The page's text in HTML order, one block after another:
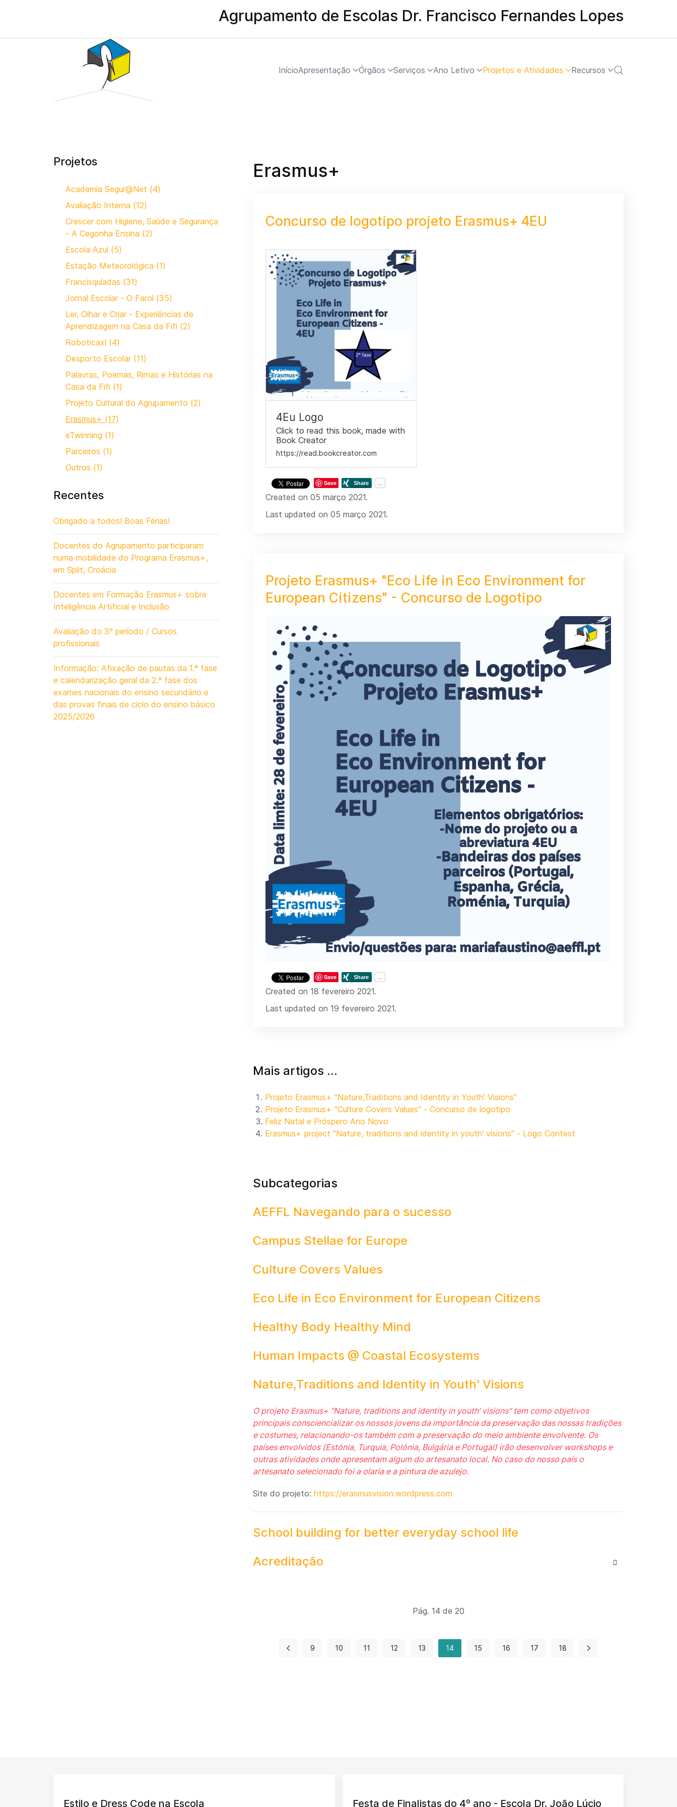
Agrupamento de Escolas Dr. Francisco Fernandes Lopes
InícioApresentação Órgãos Serviços Ano Letivo Projetos e Atividades Recursos
Projetos
Academia Segur@Net (4)
Avaliação Interna (12)
Crescer com Higiene, Saúde e Segurança
- A Cegonha Ensina (2)
Escola Azul (5)
Estação Meteorológica (1)
Francisquíadas (31)
Jornal Escolar - O Farol (35)
Ler, Olhar e Criar - Experiências de
Aprendizagem na Casa da Fifi (2)
Roboticaxl (4)
Desporto Escolar (11)
Palavras, Poemas, Rimas e Histórias na
Casa da Fifi (1)
Projeto Cultural do Agrupamento (2)
Erasmus+ (17)
eTwinning (1)
Parceiros (1)
Outros (1)
Recentes
Obrigado a todos! Boas Férias!
Docentes do Agrupamento participaram
numa mobilidade do Programa Erasmus+,
em Split, Croácia
Docentes em Formação Erasmus+ sobre
Inteligência Artificial e Inclusão
Avaliação do 3º período / Cursos
profissionais
Informação: Afixação de pautas da 1.ª fase
e calendarização geral da 2.ª fase dos
exames nacionais do ensino secundário e
das provas finais de ciclo do ensino básico
2025/2026
Erasmus+
Concurso de logotipo projeto Erasmus+ 4EU
4Eu Logo
Click to read this book, made with
Book Creator
https://read.bookcreator.com
Save
Created on 05 março 2021.
Last updated on 05 março 2021.
Projeto Erasmus+ "Eco Life in Eco Environment for
European Citizens" - Concurso de Logotipo
Save
Created on 18 fevereiro 2021.
Last updated on 19 fevereiro 2021.
Mais artigos …
Projeto Erasmus+ "Nature,Traditions and Identity in Youth' Visions"
Projeto Erasmus+ "Culture Covers Values" - Concurso de logotipo
Feliz Natal e Próspero Ano Novo
Erasmus+ project "Nature, traditions and identity in youth' visions" - Logo Contest
Subcategorias
AEFFL Navegando para o sucesso
Campus Stellae for Europe
Culture Covers Values
Eco Life in Eco Environment for European Citizens
Healthy Body Healthy Mind
Human Impacts @ Coastal Ecosystems
Nature,Traditions and Identity in Youth' Visions
O projeto Erasmus+ "Nature, traditions and identity in youth’ visions" tem como objetivos
principais consciencializar os nossos jovens da importância da preservação das nossas tradições
e costumes, relacionando-os também com a preservação do meio ambiente envolvente. Os
países envolvidos (Estónia, Turquia, Polónia, Bulgária e Portugal) irão desenvolver workshops e
outras atividades onde apresentam algum do artesanato local. No caso do nosso país o
artesanato selecionado foi a olaria e a pintura de azulejo.
Site do projeto: https://erasmusvision.wordpress.com
School building for better everyday school life
Acreditação
Pág. 14 de 20
9 10 11 12 13 14 15 16 17 18
Estilo e Dress Code na Escola Festa de Finalistas do 4º ano - Escola Dr. João Lúcio